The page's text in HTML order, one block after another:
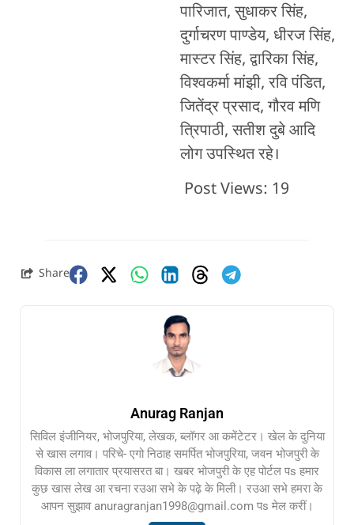
पारिजात, सुधाकर सिंह,
दुर्गाचरण पाण्डेय, धीरज सिंह,
मास्टर सिंह, द्वारिका सिंह,
विश्वकर्मा मांझी, रवि पंडित,
जितेंद्र प्रसाद, गौरव मणि
त्रिपाठी, सतीश दुबे आदि
लोग उपस्थित रहे।
Post Views: 19
Share
Anurag Ranjan
सिविल इंजीनियर, भोजपुरिया, लेखक, ब्लॉगर आ कमेंटेटर। खेल के दुनिया
से खास लगाव। परिचे- एगो निठाह समर्पित भोजपुरिया, जवन भोजपुरी के
विकास ला लगातार प्रयासरत बा। खबर भोजपुरी के एह पोर्टल पs हमार
कुछ खास लेख आ रचना रउआ सभे के पढ़े के मिली। रउआ सभे हमरा के
आपन सुझाव anuragranjan1998@gmail.com पs मेल करीं।